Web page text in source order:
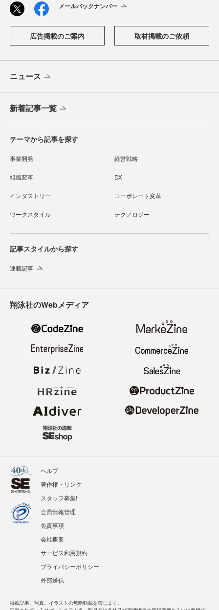
メールバックナンバー
広告掲載のご案内 取材掲載のご依頼
ニュース
新着記事一覧
テーマから記事を探す
事業開発 経営戦略
組織変革 DX
インダストリー コーポレート変革
ワークスタイル テクノロジー
記事スタイルから探す
連載記事
翔泳社のWebメディア
ヘルプ
著作権・リンク
スタッフ募集!
会員情報管理
免責事項
会社概要
サービス利用規約
プライバシーポリシー
外部送信
掲載記事、写真、イラストの無断転載を禁じます。